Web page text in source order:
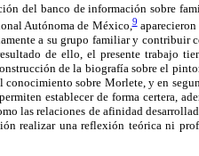
del banco de información sobre
Autónoma de México,9aparecieron
a su grupo familiar y
de ello, el presente trabajo
de la biografía sobre el
sobre Morlete, y en
establecer de forma certera,
las relaciones de afinidad
realizar una reflexión teórica ni